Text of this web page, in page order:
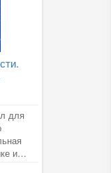
для
и